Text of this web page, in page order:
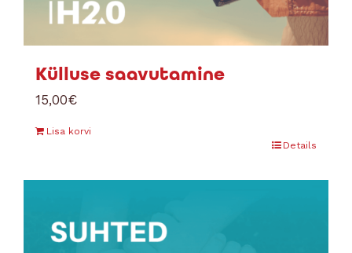
Külluse saavutamine
15,00€
Lisa korvi
Details